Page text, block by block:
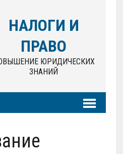
НАЛОГИ И
ПРАВО
ЮРИДИЧЕСКИХ
ЗНАНИЙ